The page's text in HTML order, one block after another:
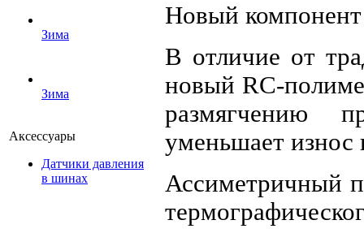
Зима
Зима
Аксессуары
Датчики давления
в шинах
Новый
В отличие от
новый RC-
размягчению
уменьшает
Ассиметричный